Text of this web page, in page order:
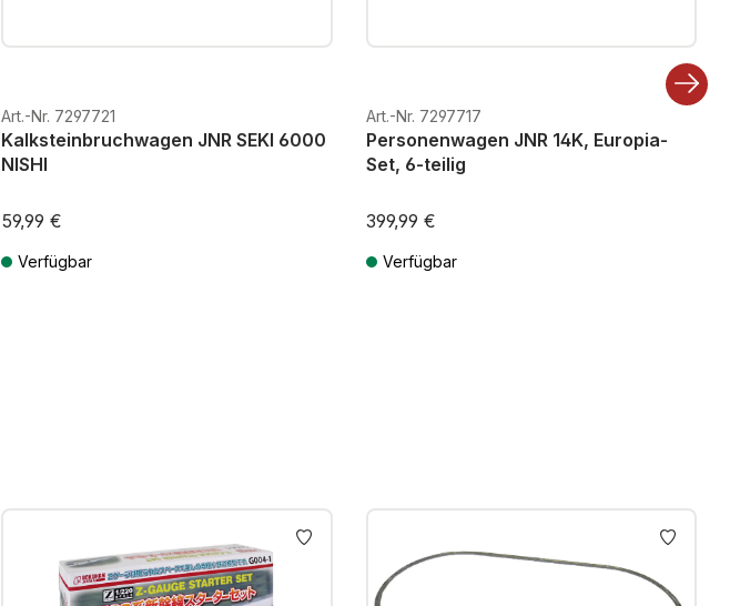
Art.-Nr. 7297721
Kalksteinbruchwagen JNR SEKI 6000
NISHI
59,99 €
Verfügbar
Art.-Nr. 7297717
Personenwagen JNR 14K, Europia-
Set, 6-teilig
399,99 €
Verfügbar